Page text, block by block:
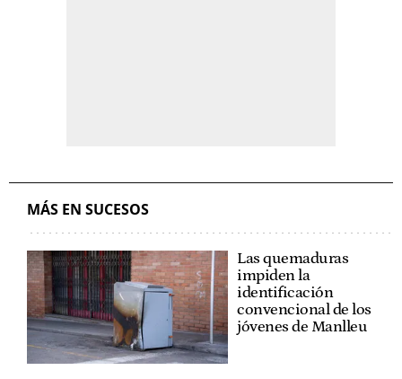
MÁS EN SUCESOS
Las quemaduras
impiden la
identificación
convencional de los
jóvenes de Manlleu